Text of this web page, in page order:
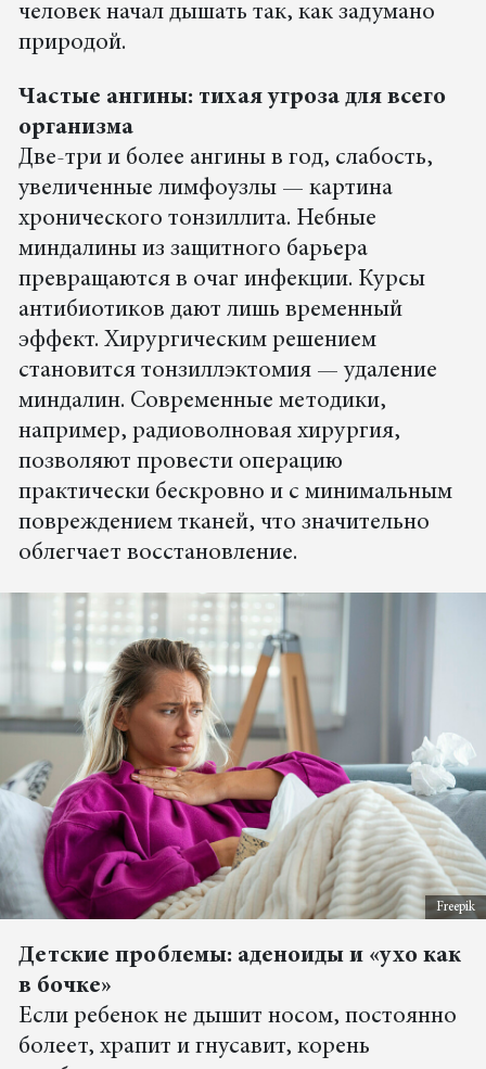
человек начал дышать так, как задумано
природой.
Частые ангины: тихая угроза для всего
организма
Две-три и более ангины в год, слабость,
увеличенные лимфоузлы — картина
хронического тонзиллита. Небные
миндалины из защитного барьера
превращаются в очаг инфекции. Курсы
антибиотиков дают лишь временный
эффект. Хирургическим решением
становится тонзиллэктомия — удаление
миндалин. Современные методики,
например, радиоволновая хирургия,
позволяют провести операцию
практически бескровно и с минимальным
повреждением тканей, что значительно
облегчает восстановление.
Freepik
Детские проблемы: аденоиды и «ухо как
в бочке»
Если ребенок не дышит носом, постоянно
болеет, храпит и гнусавит, корень